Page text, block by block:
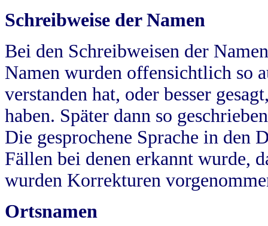
Schreibweise der Namen
Bei den Schreibweisen der
Namen wurden offensichtlich so
verstanden hat, oder besser
haben. Später dann so
Die gesprochene Sprache in
Fällen bei denen erkannt wurde,
wurden Korrekturen
Ortsnamen